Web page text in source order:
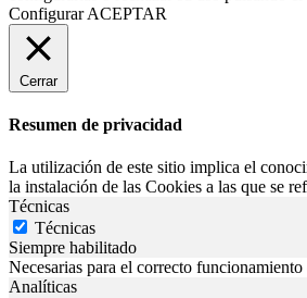
Configurar ACEPTAR
Cerrar
Resumen de privacidad
La utilización de este sitio implica el
la instalación de las Cookies a las que se
Técnicas
Técnicas
Siempre habilitado
Necesarias para el correcto funcionamiento
Analíticas